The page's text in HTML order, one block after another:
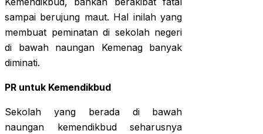
sampai berujung maut. Hal inilah yang
membuat peminatan di sekolah negeri
di bawah naungan Kemenag banyak
diminati.
PR untuk Kemendikbud
Sekolah yang berada di bawah
naungan kemendikbud seharusnya